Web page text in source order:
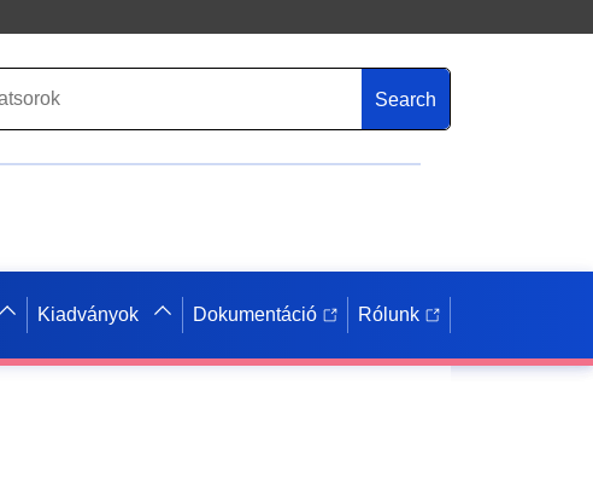
Search
Kiadványok Dokumentáció Rólunk